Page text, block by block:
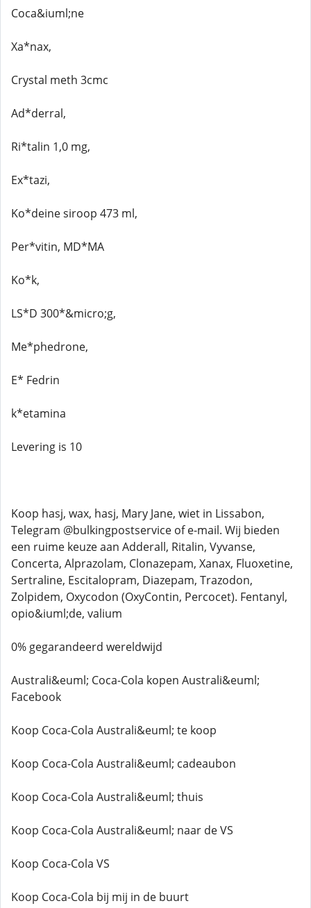
Coca&iuml;ne
Xa*nax,
Crystal meth 3cmc
Ad*derral,
Ri*talin 1,0 mg,
Ex*tazi,
Ko*deine siroop 473 ml,
Per*vitin, MD*MA
Ko*k,
LS*D 300*&micro;g,
Me*phedrone,
E* Fedrin
k*etamina
Levering is 10
Koop hasj, wax, hasj, Mary Jane, wiet in Lissabon,
Telegram @bulkingpostservice of e-mail. Wij bieden
een ruime keuze aan Adderall, Ritalin, Vyvanse,
Concerta, Alprazolam, Clonazepam, Xanax, Fluoxetine,
Sertraline, Escitalopram, Diazepam, Trazodon,
Zolpidem, Oxycodon (OxyContin, Percocet). Fentanyl,
opio&iuml;de, valium
0% gegarandeerd wereldwijd
Australi&euml; Coca-Cola kopen Australi&euml;
Facebook
Koop Coca-Cola Australi&euml; te koop
Koop Coca-Cola Australi&euml; cadeaubon
Koop Coca-Cola Australi&euml; thuis
Koop Coca-Cola Australi&euml; naar de VS
Koop Coca-Cola VS
Koop Coca-Cola bij mij in de buurt